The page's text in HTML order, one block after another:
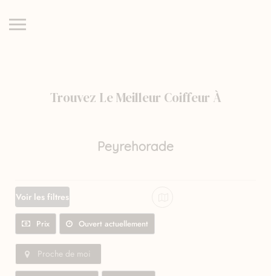
Trouvez Le Meilleur Coiffeur À
Peyrehorade
Voir les filtres
Prix Ouvert actuellement
Proche de moi